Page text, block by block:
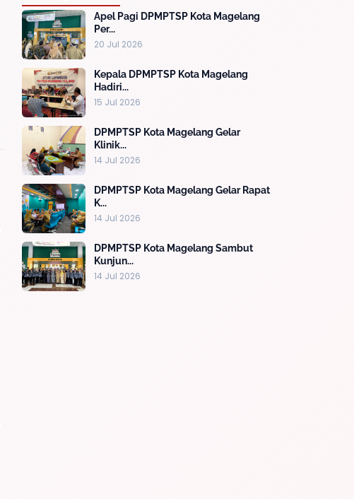
Apel Pagi DPMPTSP Kota Magelang
Per...
20 Jul 2026
Kepala DPMPTSP Kota Magelang
Hadiri...
15 Jul 2026
DPMPTSP Kota Magelang Gelar
Klinik...
14 Jul 2026
DPMPTSP Kota Magelang Gelar Rapat
K...
14 Jul 2026
DPMPTSP Kota Magelang Sambut
Kunjun...
14 Jul 2026